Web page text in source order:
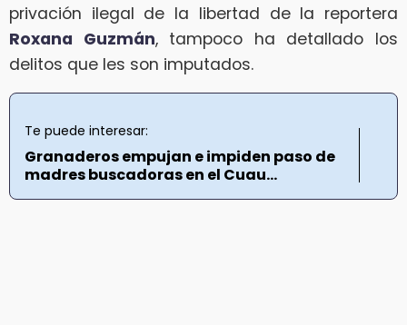
privación ilegal de la libertad de la reportera
Roxana Guzmán, tampoco ha detallado los
delitos que les son imputados.
Te puede interesar:
Granaderos empujan e impiden paso de
madres buscadoras en el Cuau...